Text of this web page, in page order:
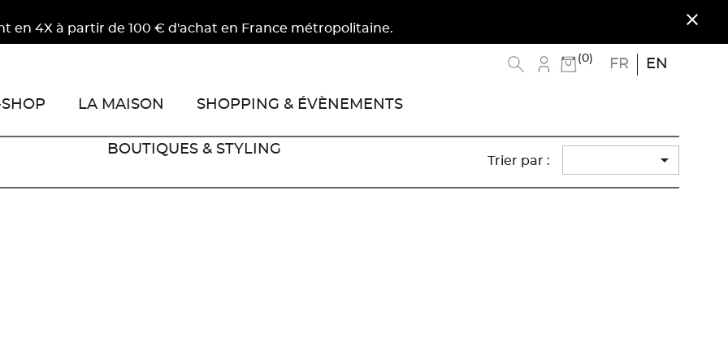
de 100 € d'achat en France métropolitaine. close
(0) FR EN
SHOP LA MAISON SHOPPING & ÉVÈNEMENTS
BOUTIQUES & STYLING
Trier par : 